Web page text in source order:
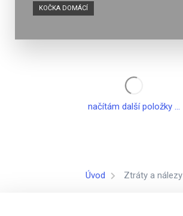
KOČKA DOMÁCÍ
načítám další položky ...
Úvod Ztráty a nálezy